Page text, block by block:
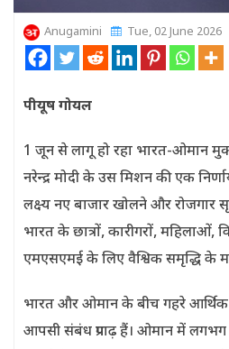
Anugamini Tue, 02 June 2026
पीयूष गोयल
1 जून से लागू हो रहा भारत-ओमान मुक्त
नरेन्द्र मोदी के उस मिशन की एक
लक्ष्य नए बाजार खोलने और रोजगार
भारत के छात्रों, कारीगरों,
एमएसएमई के लिए वैश्विक समृद्धि के
भारत और ओमान के बीच गहरे
आपसी संबंध प्रगाढ़ हैं। ओमान में